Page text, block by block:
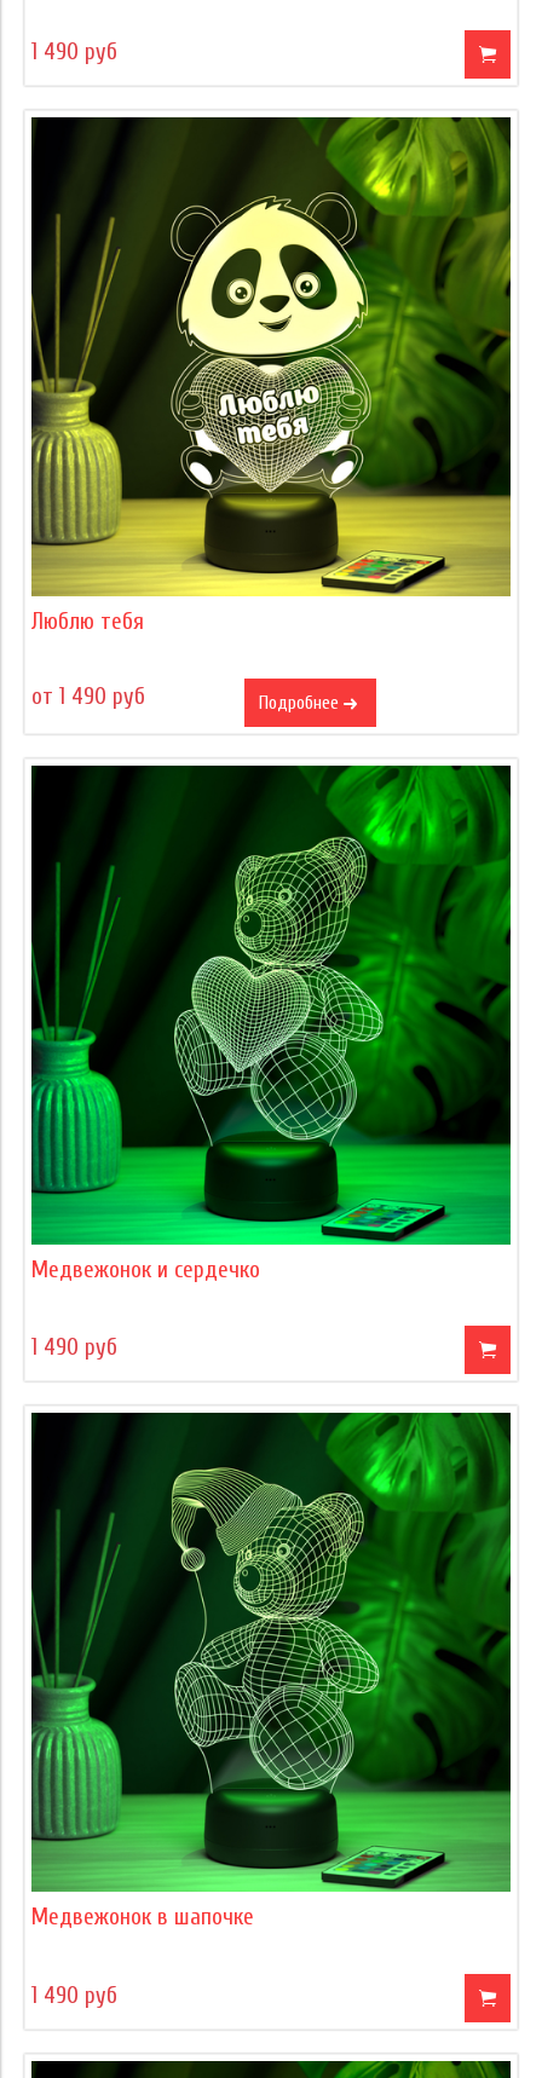
1 490 руб
Люблю тебя
от 1 490 руб Подробнее
Медвежонок и сердечко
1 490 руб
Медвежонок в шапочке
1 490 руб